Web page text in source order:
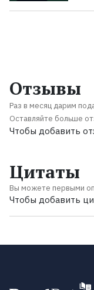
Отзывы
Раз в месяц дарим
Оставляйте больше
Чтобы добавить
Цитаты
Вы можете первыми
Чтобы добавить